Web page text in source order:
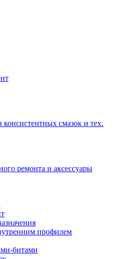
смазок и тех.
ремонта и аксессуары
профилем
битами